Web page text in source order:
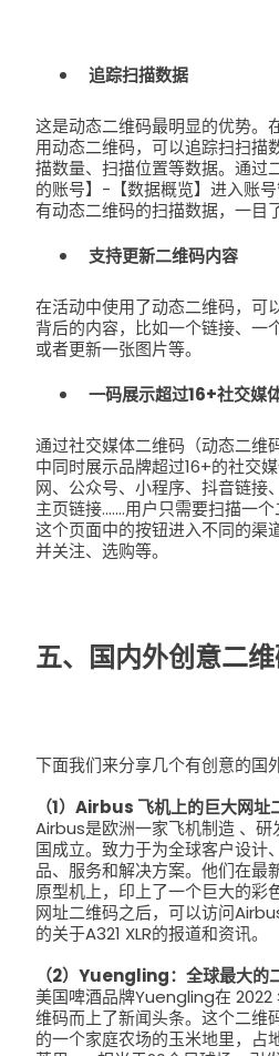
追踪扫描数据
这是动态二维码最明显的优势。
用动态二维码，可以追踪扫扫描
描数量、扫描位置等数据。通过
的账号】-【数据概览】进入账
有动态二维码的扫描数据，一目
支持更新二维码内容
在活动中使用了动态二维码，可
背后的内容，比如一个链接、一
或者更新一张图片等。
一码展示超过16+社交媒
通过社交媒体二维码（动态二维
中同时展示品牌超过16+的社交
网、公众号、小程序、抖音链接
主页链接.......用户只需要扫描一
这个页面中的按钮进入不同的渠
并关注、选购等。
五、国内外创意二
下面我们来分享几个有创意的国
（1）Airbus 飞机上的巨大网址
Airbus是欧洲一家飞机制造 、研
国成立。致力于为全球客户设计
品、服务和解决方案。 他们在最
原型机上，印上了一个巨大的彩
网址二维码之后，可以访问
的关于A321 XLR的报道和资讯。
（2）Yuengling：全球最大的
美国啤酒品牌Yuengling在 2022
维码而上了新闻头条。这个二
的一个家庭农场的玉米地里，占